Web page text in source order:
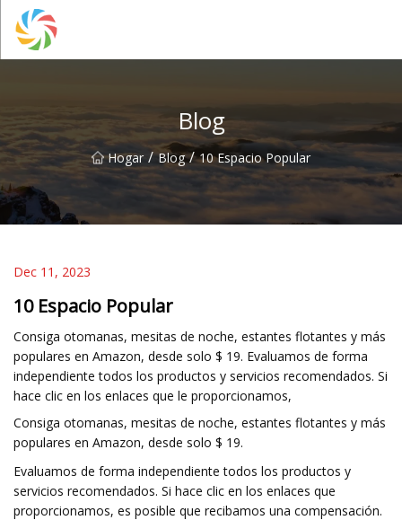
Blog
Hogar / Blog / 10 Espacio Popular
Dec 11, 2023
10 Espacio Popular
Consiga otomanas, mesitas de noche, estantes flotantes y más
populares en Amazon, desde solo $ 19. Evaluamos de forma
independiente todos los productos y servicios recomendados. Si
hace clic en los enlaces que le proporcionamos,
Consiga otomanas, mesitas de noche, estantes flotantes y más
populares en Amazon, desde solo $ 19.
Evaluamos de forma independiente todos los productos y
servicios recomendados. Si hace clic en los enlaces que
proporcionamos, es posible que recibamos una compensación.